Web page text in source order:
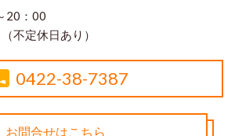
20：00
不定休日あり）
0422-38-7387
お問合せはこちら